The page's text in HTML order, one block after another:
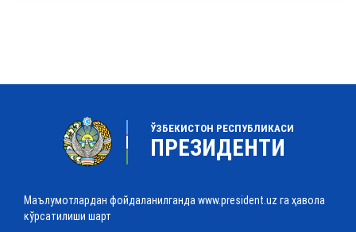
ЎЗБЕКИСТОН РЕСПУБЛИКАСИ
ПРЕЗИДЕНТИ
Маълумотлардан фойдаланилганда www.president.uz га ҳавола
кўрсатилиши шарт